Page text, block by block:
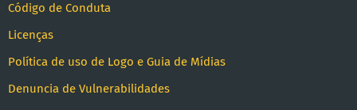
Código de Conduta
Licenças
Política de uso de Logo e Guia de Mídias
Denuncia de Vulnerabilidades